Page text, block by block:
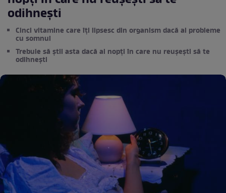
odihnești
Cinci vitamine care îți lipsesc din organism dacă ai probleme
cu somnul
Trebuie să știi asta dacă ai nopți în care nu reușești să te
odihnești